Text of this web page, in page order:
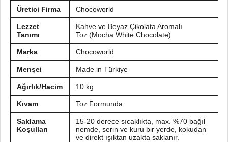
Üretici Firma Chocoworld
Lezzet
Tanımı
Kahve ve Beyaz Çikolata Aromalı
Toz (Mocha White Chocolate)
Marka Chocoworld
Menşei Made in Türkiye
Ağırlık/Hacim 10 kg
Kıvam Toz Formunda
Saklama
Koşulları
15-20 derece sıcaklıkta, max. %70 bağıl
nemde, serin ve kuru bir yerde, kokudan
ve direkt ışıktan uzakta saklanır.